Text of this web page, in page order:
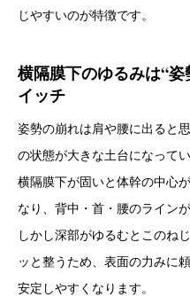
じやすいのが特徴です。
横隔膜下のゆるみは“
イッチ
姿勢の崩れは肩や腰に出ると
の状態が大きな土台になってい
横隔膜下が固いと体幹の中心
なり、背中・首・腰のライン
しかし深部がゆるむとこのね
ッと整うため、表面の力みに
安定しやすくなります。